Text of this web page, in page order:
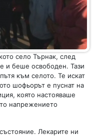
село Търнак, след
и беше освободен. Тази
към селото. Те искат
шофьорът е пуснат на
която настояваше
напрежението
Лекарите ни